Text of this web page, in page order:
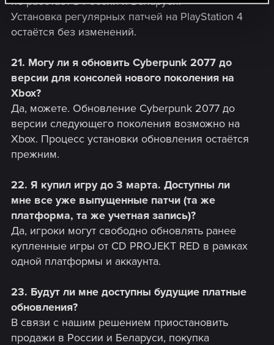
Установка регулярных патчей на PlayStation 4
остаётся без изменений.
21. Могу ли я обновить Cyberpunk 2077 до
версии для консолей нового поколения на
Xbox?
Да, можете. Обновление Cyberpunk 2077 до
версии следующего поколения возможно на
Xbox. Процесс установки обновления остаётся
прежним.
22. Я купил игру до 3 марта. Доступны ли
мне все уже выпущенные патчи (та же
платформа, та же учетная запись)?
Да, игроки могут свободно обновлять ранее
купленные игры от CD PROJEKT RED в рамках
одной платформы и аккаунта.
23. Будут ли мне доступны будущие платные
обновления?
В связи с нашим решением приостановить
продажи в России и Беларуси, покупка